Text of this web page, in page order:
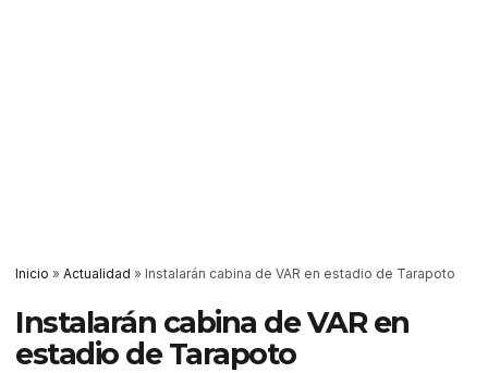
Inicio » Actualidad » Instalarán cabina de VAR en estadio de Tarapoto
Instalarán cabina de VAR en
estadio de Tarapoto